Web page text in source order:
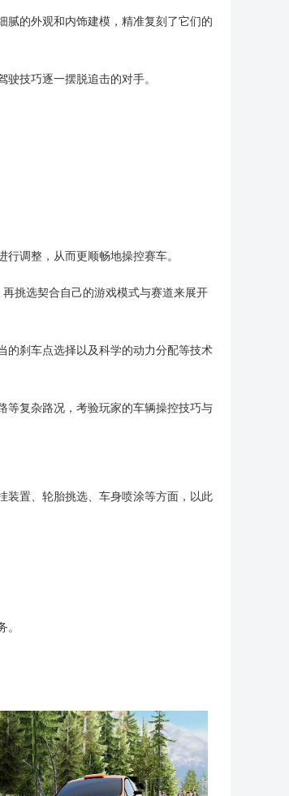
腻的外观和内饰建模，精准复刻了它们的
技巧逐一摆脱追击的对手。
调整，从而更顺畅地操控赛车。
挑选契合自己的游戏模式与赛道来展开
的刹车点选择以及科学的动力分配等技术
等复杂路况，考验玩家的车辆操控技巧与
装置、轮胎挑选、车身喷涂等方面，以此
。